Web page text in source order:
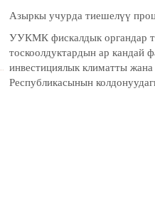
Азыркы учурда тиешелүү
УУКМК фискалдык органдар
тоскоолдуктардын ар кандай
инвестициялык климатты
Республикасынын